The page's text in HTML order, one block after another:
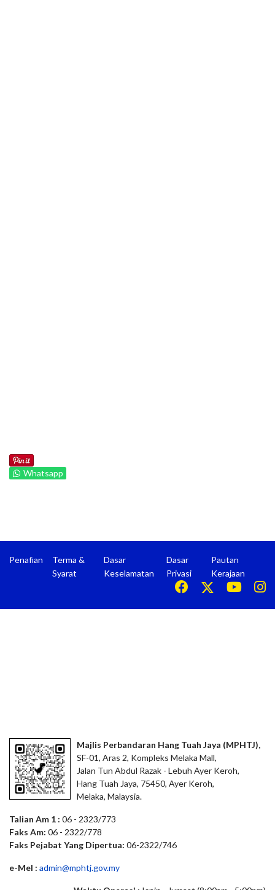
Whatsapp
Penafian
Terma &
Syarat
Dasar
Keselamatan
Dasar
Privasi
Pautan
Kerajaan
Majlis Perbandaran Hang Tuah Jaya (MPHTJ),
SF-01, Aras 2, Kompleks Melaka Mall,
Jalan Tun Abdul Razak - Lebuh Ayer Keroh,
Hang Tuah Jaya, 75450, Ayer Keroh,
Melaka, Malaysia.
Talian Am 1 : 06 - 2323/773
Faks Am: 06 - 2322/778
Faks Pejabat Yang Dipertua: 06-2322/746
e-Mel : admin@mphtj.gov.my